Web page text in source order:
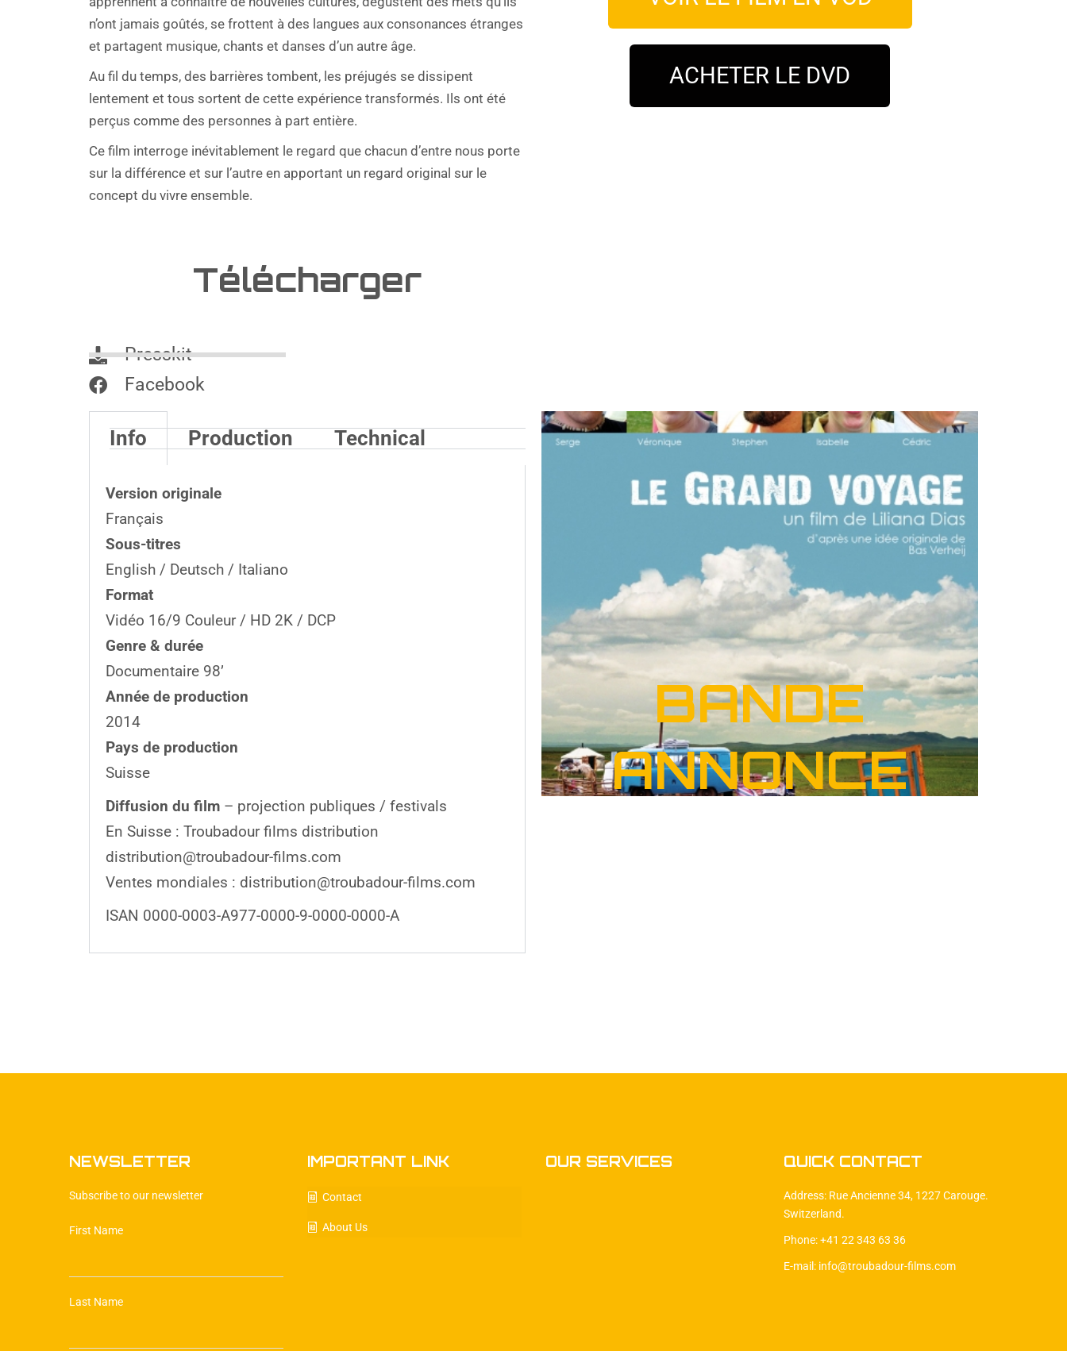
n’ont jamais goûtés, se frottent à des langues aux consonances étranges
et partagent musique, chants et danses d’un autre âge.
Au fil du temps, des barrières tombent, les préjugés se dissipent
lentement et tous sortent de cette expérience transformés. Ils ont été
perçus comme des personnes à part entière.
Ce film interroge inévitablement le regard que chacun d’entre nous porte
sur la différence et sur l’autre en apportant un regard original sur le
concept du vivre ensemble.
Télécharger
Presskit
Facebook
ACHETER LE DVD
Info Production Technical
Version originale
Français
Sous-titres
English / Deutsch / Italiano
Format
Vidéo 16/9 Couleur / HD 2K / DCP
Genre & durée
Documentaire 98’
Année de production
2014
Pays de production
Suisse
Diffusion du film – projection publiques / festivals
En Suisse : Troubadour films distribution
distribution@troubadour-films.com
Ventes mondiales : distribution@troubadour-films.com
ISAN 0000-0003-A977-0000-9-0000-0000-A
BANDE
ANNONCE
NEWSLETTER
Subscribe to our newsletter
First Name
Last Name
IMPORTANT LINK
Contact
About Us
OUR SERVICES QUICK CONTACT
Address: Rue Ancienne 34, 1227 Carouge.
Switzerland.
Phone: +41 22 343 63 36
E-mail: info@troubadour-films.com